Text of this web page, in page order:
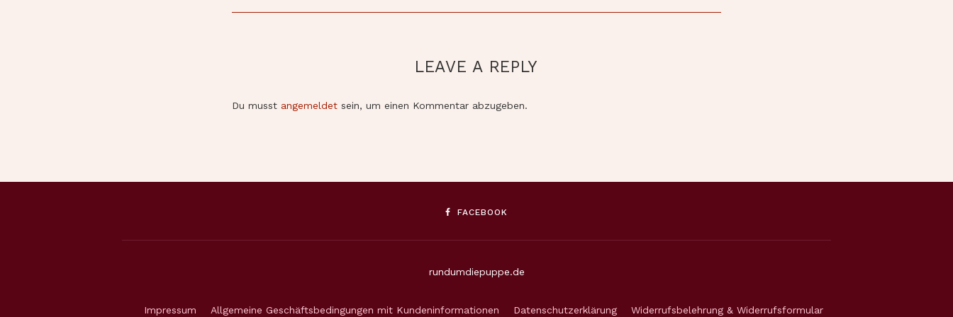
LEAVE A REPLY
Du musst angemeldet sein, um einen Kommentar abzugeben.
FACEBOOK
rundumdiepuppe.de
Impressum Allgemeine Geschäftsbedingungen mit Kundeninformationen Datenschutzerklärung Widerrufsbelehrung & Widerrufsformular